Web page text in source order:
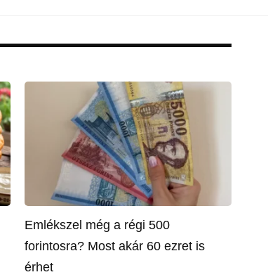
Emlékszel még a régi 500
forintosra? Most akár 60 ezret is
érhet